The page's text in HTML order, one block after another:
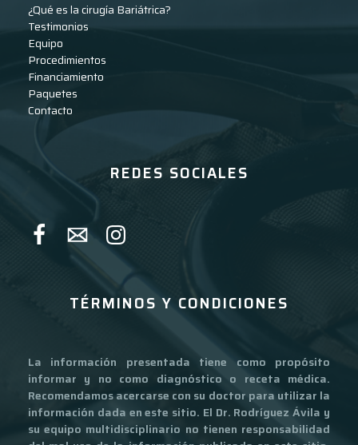
¿Qué es la cirugía Bariátrica?
Testimonios
Equipo
Procedimientos
Financiamiento
Paquetes
Contacto
REDES SOCIALES
TÉRMINOS Y CONDICIONES
La información presentada tiene como propósito
informar y no como diagnóstico o receta médica.
Recomendamos acercarse con su doctor para utilizar la
información dada en este sitio. El Dr. Rodríguez Ávila y
su equipo multidisciplinario no tienen responsabilidad